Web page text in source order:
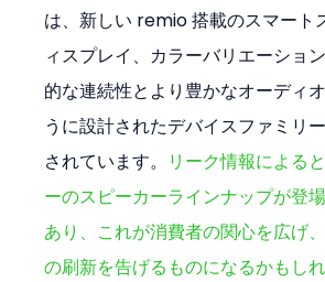
は、新しい remio 搭載のスマート
ィスプレイ、カラーバリエーショ
的な連続性とより豊かなオーディ
うに設計されたデバイスファミリ
されています。
リーク情報による
ーのスピーカーラインナップが登
あり、これが消費者の関心を広げ
の刷新を告げるものになるかもし